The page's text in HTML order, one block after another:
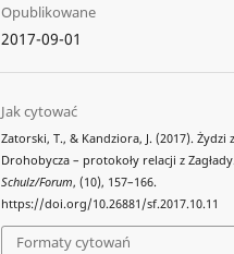
Opublikowane
2017-09-01
Jak cytować
Zatorski, T., & Kandziora, J. (2017). Żydzi z
Drohobycza – protokoły relacji z Zagłady.
Schulz/Forum, (10), 157–166.
https://doi.org/10.26881/sf.2017.10.11
Formaty cytowań